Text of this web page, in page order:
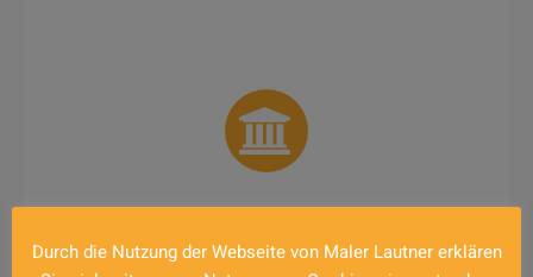
Durch die Nutzung der Webseite von Maler Lautner erklären